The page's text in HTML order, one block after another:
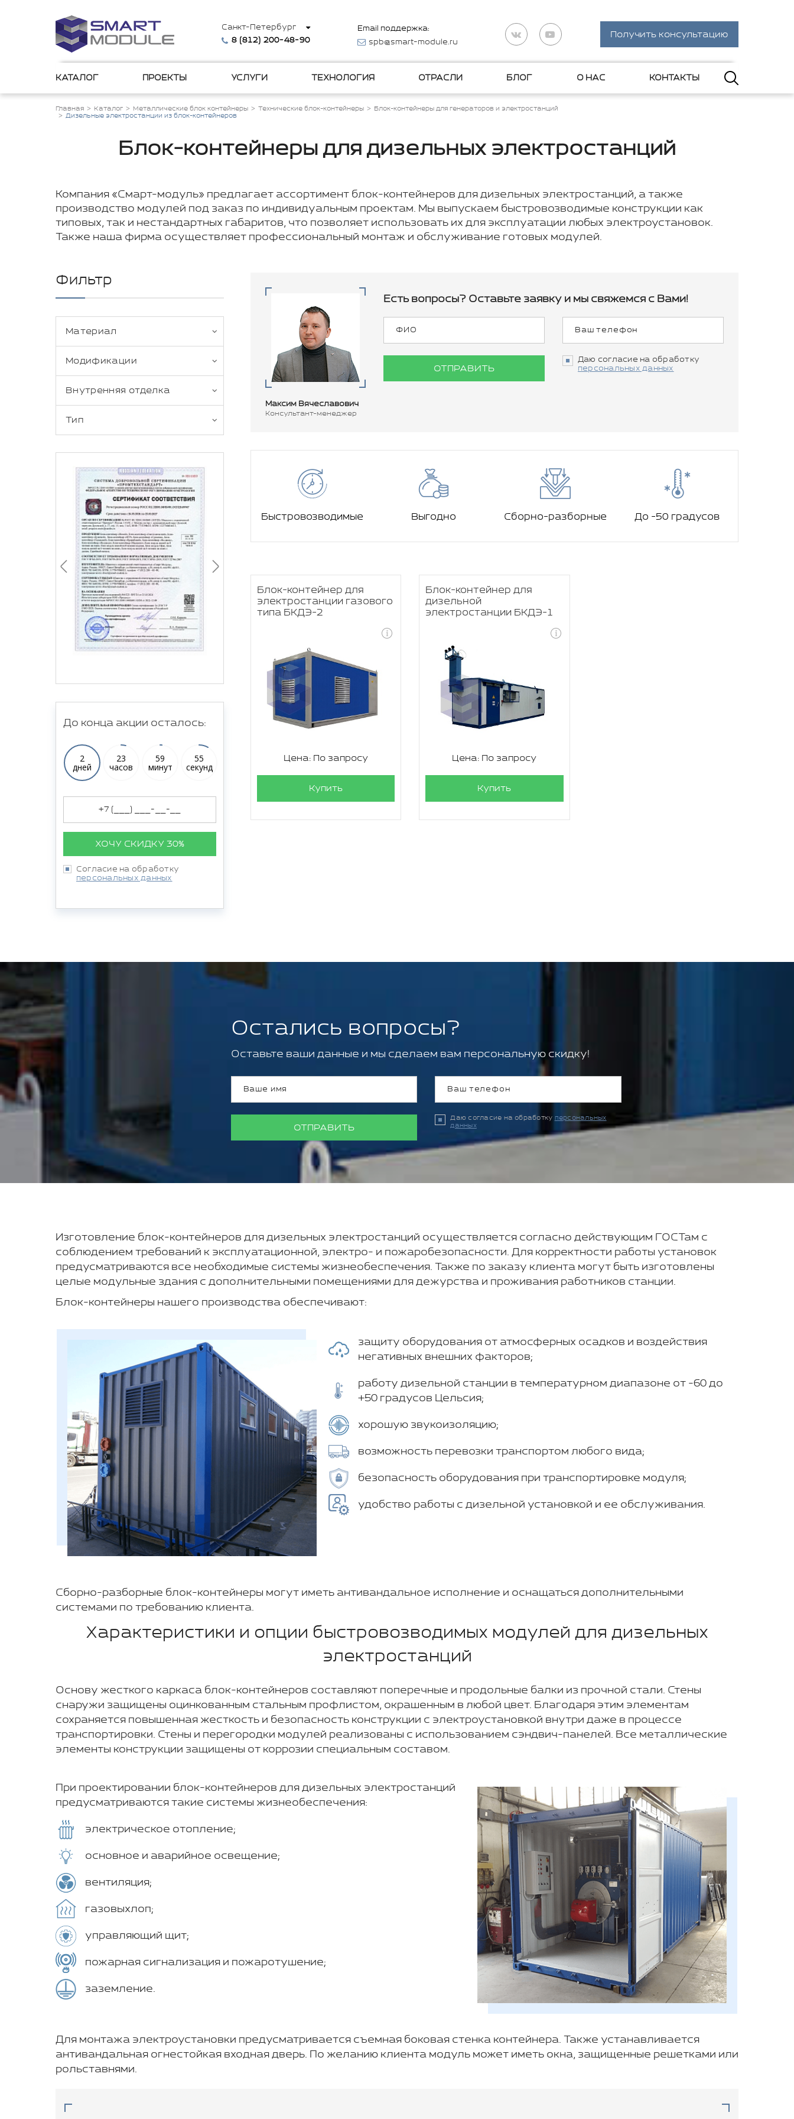
Санкт-Петербург
8 (812) 200-48-90
Email поддержка:
spb@smart-module.ru
Получить консультацию
КАТАЛОГ ПРОЕКТЫ УСЛУГИ ТЕХНОЛОГИЯ ОТРАСЛИ БЛОГ О НАС КОНТАКТЫ
Главная Каталог Металлические блок контейнеры Технические блок-контейнеры
Блок-контейнеры для генераторов и электростанций
Дизельные электростанции из блок-контейнеров
Блок-контейнеры для дизельных электростанций
Компания «Смарт-модуль» предлагает ассортимент блок-контейнеров для дизельных электростанций, а также
производство модулей под заказ по индивидуальным проектам. Мы выпускаем быстровозводимые конструкции как
типовых, так и нестандартных габаритов, что позволяет использовать их для эксплуатации любых электроустановок.
Также наша фирма осуществляет профессиональный монтаж и обслуживание готовых модулей.
Фильтр
Материал
Модификации
Внутренняя отделка
Тип
До конца акции осталось:
2
дней
23
часов
59
минут
54
секунд
ХОЧУ СКИДКУ 30%
Согласие на обработку
персональных данных
Максим Вячеславович
Консультант-менеджер
Есть вопросы? Оставьте заявку и мы свяжемся с Вами!
ОТПРАВИТЬ
Даю согласие на обработку
персональных данных
Быстровозводимые Выгодно Сборно-разборные До -50 градусов
Блок-контейнер для
электростанции газового
типа БКДЭ-2
Цена: По запросу
Купить
Блок-контейнер для
дизельной
электростанции БКДЭ-1
Цена: По запросу
Купить
Остались вопросы?
Оставьте ваши данные и мы сделаем вам персональную скидку!
ОТПРАВИТЬ
Даю согласие на обработку персональных
данных
Изготовление блок-контейнеров для дизельных электростанций осуществляется согласно действующим ГОСТам с
соблюдением требований к эксплуатационной, электро- и пожаробезопасности. Для корректности работы установок
предусматриваются все необходимые системы жизнеобеспечения. Также по заказу клиента могут быть изготовлены
целые модульные здания с дополнительными помещениями для дежурства и проживания работников станции.
Блок-контейнеры нашего производства обеспечивают:
защиту оборудования от атмосферных осадков и воздействия
негативных внешних факторов;
работу дизельной станции в температурном диапазоне от -60 до
+50 градусов Цельсия;
хорошую звукоизоляцию;
возможность перевозки транспортом любого вида;
безопасность оборудования при транспортировке модуля;
удобство работы с дизельной установкой и ее обслуживания.
Сборно-разборные блок-контейнеры могут иметь антивандальное исполнение и оснащаться дополнительными
системами по требованию клиента.
Характеристики и опции быстровозводимых модулей для дизельных
электростанций
Основу жесткого каркаса блок-контейнеров составляют поперечные и продольные балки из прочной стали. Стены
снаружи защищены оцинкованным стальным профлистом, окрашенным в любой цвет. Благодаря этим элементам
сохраняется повышенная жесткость и безопасность конструкции с электроустановкой внутри даже в процессе
транспортировки. Стены и перегородки модулей реализованы с использованием сэндвич-панелей. Все металлические
элементы конструкции защищены от коррозии специальным составом.
При проектировании блок-контейнеров для дизельных электростанций
предусматриваются такие системы жизнеобеспечения:
электрическое отопление;
основное и аварийное освещение;
вентиляция;
газовыхлоп;
управляющий щит;
пожарная сигнализация и пожаротушение;
заземление.
Для монтажа электроустановки предусматривается съемная боковая стенка контейнера. Также устанавливается
антивандальная огнестойкая входная дверь. По желанию клиента модуль может иметь окна, защищенные решетками или
рольставнями.